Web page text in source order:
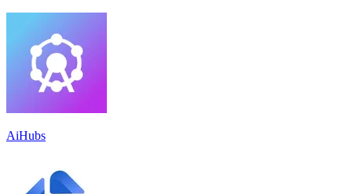
AiHubs